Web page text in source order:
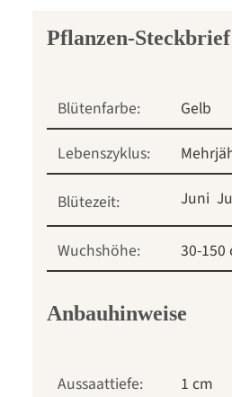
Pflanzen-Steckbrief
Blütenfarbe:
Gelb
Lebenszyklus:
Blütezeit: Juni
Wuchshöhe: 30-150
Anbauhinweise
Aussaattiefe:
1 cm